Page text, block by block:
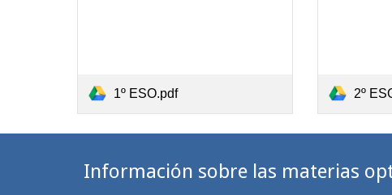
1º ESO.pdf 2º
Información sobre las materias